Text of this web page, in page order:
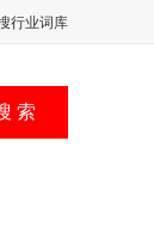
行业词库
索